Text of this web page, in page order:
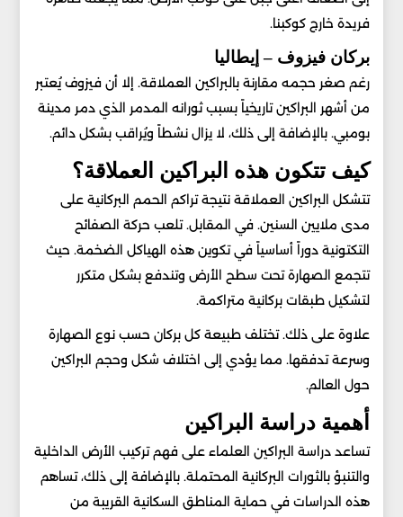
فريدة خارج كوكبنا.
بركان فيزوف – إيطاليا
رغم صغر حجمه مقارنة بالبراكين العملاقة. إلا أن فيزوف يُعتبر
من أشهر البراكين تاريخياً بسبب ثورانه المدمر الذي دمر مدينة
بومبي. بالإضافة إلى ذلك، لا يزال نشطاً ويُراقب بشكل دائم.
كيف تتكون هذه البراكين العملاقة؟
تتشكل البراكين العملاقة نتيجة تراكم الحمم البركانية على
مدى ملايين السنين. في المقابل. تلعب حركة الصفائح
التكتونية دوراً أساسياً في تكوين هذه الهياكل الضخمة. حيث
تتجمع الصهارة تحت سطح الأرض وتندفع بشكل متكرر
لتشكيل طبقات بركانية متراكمة.
علاوة على ذلك. تختلف طبيعة كل بركان حسب نوع الصهارة
وسرعة تدفقها. مما يؤدي إلى اختلاف شكل وحجم البراكين
حول العالم.
أهمية دراسة البراكين
تساعد دراسة البراكين العلماء على فهم تركيب الأرض الداخلية
والتنبؤ بالثورات البركانية المحتملة. بالإضافة إلى ذلك، تساهم
هذه الدراسات في حماية المناطق السكانية القريبة من